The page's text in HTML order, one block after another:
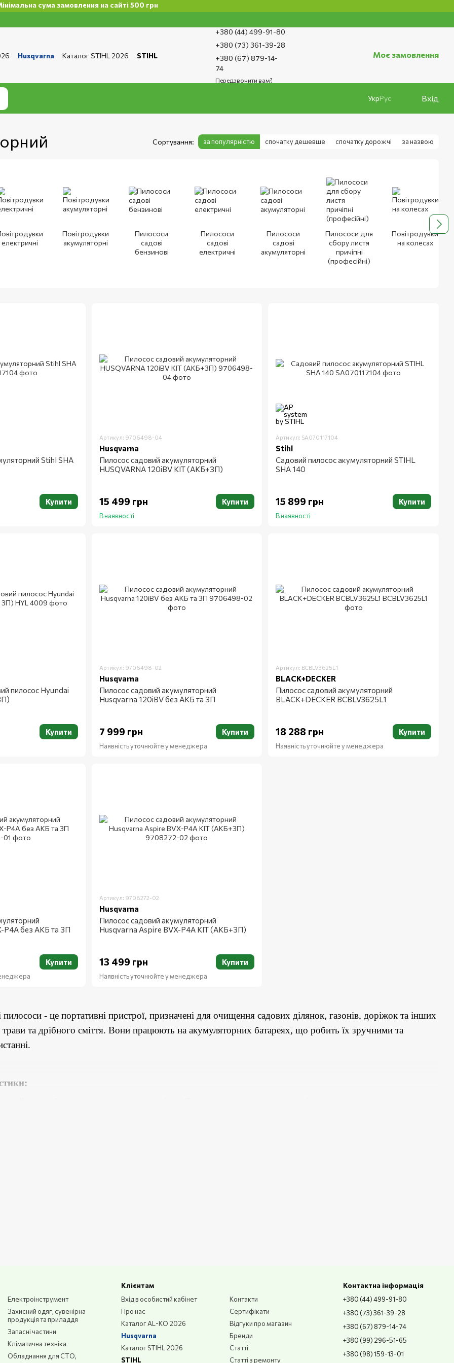
сума замовлення на сайті 500 грн
Husqvarna Каталог STIHL 2026
STIHL
конфіденційності
+380 (44) 499-91-80
+380 (73) 361-39-28
+380 (67) 879-14-
74
Передзвонити вам?
Моє замовлення
УкрРус Вхід
Сортування: за популярністю спочатку дешевше спочатку дорожчі за назвою
пилососи - це портативні пристрої, призначені для очищення садових ділянок, газонів, доріжок та інших
трави та дрібного сміття. Вони працюють на акумуляторних батареях, що робить їх зручними та
електричні
Повітродувки
акумуляторні
Пилососи
садові
бензинові
Пилососи
садові
електричні
Пилососи
садові
акумуляторні
Пилососи для
сбору листя
причіпні
(професійні)
Повітродувки
на колесах
Stihl SHA
Купити
Артикул: 9706498-04
Husqvarna
Пилосос садовий акумуляторний
HUSQVARNA 120iBV KIT (АКБ+ЗП)
15 499 грн Купити
В наявності
Артикул: SA070117104
Stihl
Садовий пилосос акумуляторний STIHL
SHA 140
15 899 грн Купити
В наявності
пилосос Hyundai
Купити
Артикул: 9706498-02
Husqvarna
Пилосос садовий акумуляторний
Husqvarna 120iBV без АКБ та ЗП
7 999 грн Купити
Наявність уточнюйте у менеджера
Артикул: BCBLV3625L1
BLACK+DECKER
Пилосос садовий акумуляторний
BLACK+DECKER BCBLV3625L1
18 288 грн Купити
Наявність уточнюйте у менеджера
P4A без АКБ та ЗП
Купити
Артикул: 9708272-02
Husqvarna
Пилосос садовий акумуляторний
Husqvarna Aspire BVX-P4A KIT (АКБ+ЗП)
13 499 грн Купити
Наявність уточнюйте у менеджера
Електроінструмент
Захисний одяг, сувенірна
продукція та приладдя
Запасні частини
Кліматична техніка
Обладнання для СТО,
Клієнтам
Вхід в особистий кабінет
Про нас
Каталог AL-KO 2026
Husqvarna
Каталог STIHL 2026
STIHL
Контакти
Сертифікати
Відгуки про магазин
Бренди
Статті
Статті з ремонту
Контактна інформація
+380 (44) 499-91-80
+380 (73) 361-39-28
+380 (67) 879-14-74
+380 (99) 296-51-65
+380 (98) 159-13-01